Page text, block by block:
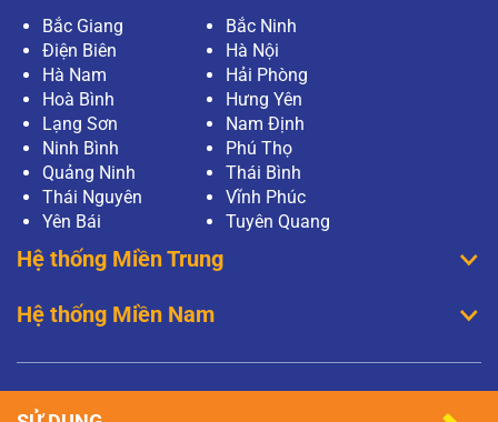
Bắc Giang
Bắc Ninh
Điện Biên
Hà Nội
Hà Nam
Hải Phòng
Hoà Bình
Hưng Yên
Lạng Sơn
Nam Định
Ninh Bình
Phú Thọ
Quảng Ninh
Thái Bình
Thái Nguyên
Vĩnh Phúc
Yên Bái
Tuyên Quang
Hệ thống Miền Trung
Hệ thống Miền Nam